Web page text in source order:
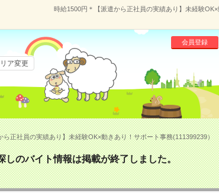
時給1500円＊【派遣から正社員の実績あり】未経験
会員登録
ア変更
ら正社員の実績あり】未経験OK×動きあり！サポート事務(111399239）
しのバイト情報は掲載が終了しました。